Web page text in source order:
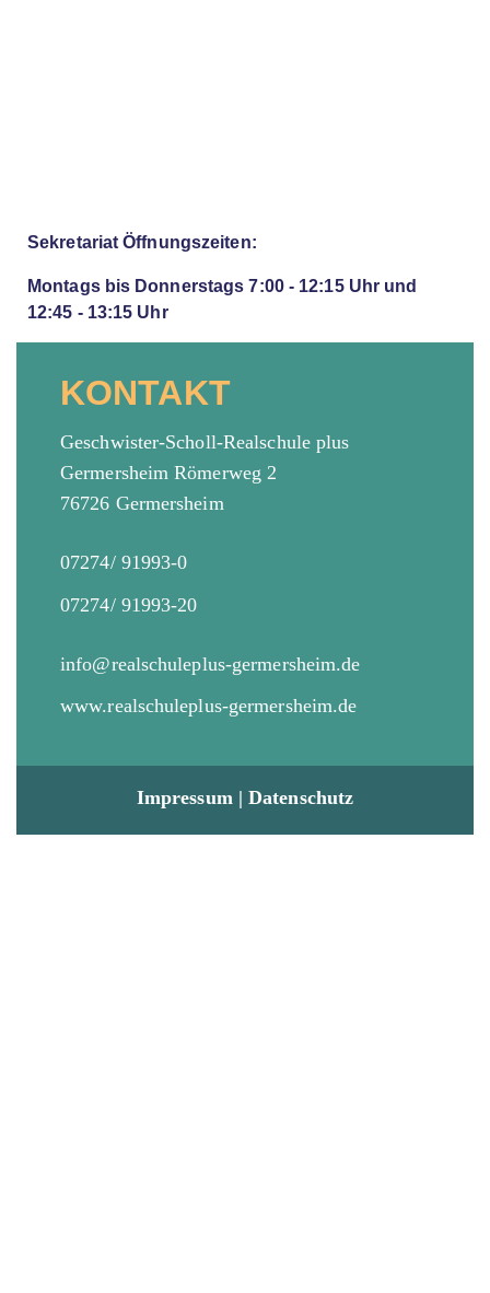
Sekretariat Öffnungszeiten:
Montags bis Donnerstags 7:00 - 12:15 Uhr und
12:45 - 13:15 Uhr
KONTAKT
Geschwister-Scholl-Realschule plus
Germersheim Römerweg 2
76726 Germersheim
07274/ 91993-0
07274/ 91993-20
info@realschuleplus-germersheim.de
www.realschuleplus-germersheim.de
Impressum |Datenschutz